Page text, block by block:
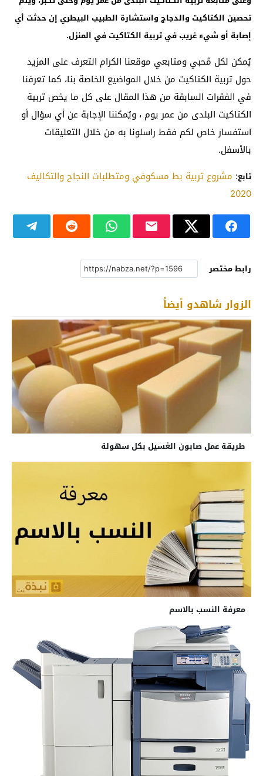
تحصين الكتاكيت والدجاج واستشارة الطبيب البيطري إن حدثت أي
إصابة أو شيء غريب في تربية الكتاكيت في المنزل.
يُمكن لكل مُحبي ومتابعي موقعنا الكرام التعرف على المزيد
حول تربية الكتاكيت من خلال المواضيع الخاصة بنا، كما تعرفنا
في الفقرات السابقة من هذا المقال على كل ما يخص تربية
الكتاكيت البلدى من عمر يوم ، ويُمكننا الإجابة عن أي سؤال أو
استفسار خاص لكم فقط راسلونا به من خلال التعليقات
بالأسفل.
تابع: مشروع تربية بط مسكوفي ومتطلبات النجاح والتكاليف
2020
رابط مختصر
الزوار شاهدو أيضاً
طريقة عمل صابون الغسيل بكل سهولة
معرفة النسب بالاسم